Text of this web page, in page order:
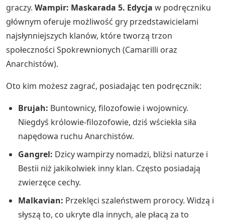
graczy. Wampir: Maskarada 5. Edycja w podręczniku
głównym oferuje możliwość gry przedstawicielami
najsłynniejszych klanów, które tworzą trzon
społeczności Spokrewnionych (Camarilli oraz
Anarchistów).
Oto kim możesz zagrać, posiadając ten podręcznik:
Brujah: Buntownicy, filozofowie i wojownicy.
Niegdyś królowie-filozofowie, dziś wściekła siła
napędowa ruchu Anarchistów.
Gangrel: Dzicy wampirzy nomadzi, bliżsi naturze i
Bestii niż jakikolwiek inny klan. Często posiadają
zwierzęce cechy.
Malkavian: Przeklęci szaleństwem prorocy. Widzą i
słyszą to, co ukryte dla innych, ale płacą za to